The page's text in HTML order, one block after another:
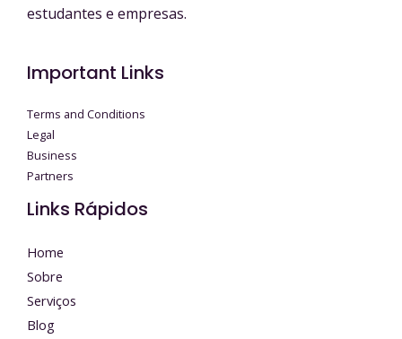
estudantes e empresas.
Important Links
Terms and Conditions
Legal
Business
Partners
Links Rápidos
Home
Sobre
Serviços
Blog